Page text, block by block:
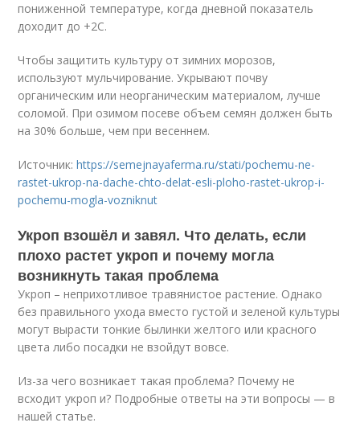
пониженной температуре, когда дневной показатель
доходит до +2С.
Чтобы защитить культуру от зимних морозов,
используют мульчирование. Укрывают почву
органическим или неорганическим материалом, лучше
соломой. При озимом посеве объем семян должен быть
на 30% больше, чем при весеннем.
Источник:https://semejnayaferma.ru/stati/pochemu-ne-
rastet-ukrop-na-dache-chto-delat-esli-ploho-rastet-ukrop-i-
pochemu-mogla-vozniknut
Укроп взошёл и завял. Что делать, если
плохо растет укроп и почему могла
возникнуть такая проблема
Укроп – неприхотливое травянистое растение. Однако
без правильного ухода вместо густой и зеленой культуры
могут вырасти тонкие былинки желтого или красного
цвета либо посадки не взойдут вовсе.
Из-за чего возникает такая проблема? Почему не
всходит укроп и? Подробные ответы на эти вопросы — в
нашей статье.